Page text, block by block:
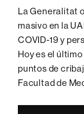
La Generalitat
masivo en la
COVID-19 y
Hoy es el
puntos de
Facultad de